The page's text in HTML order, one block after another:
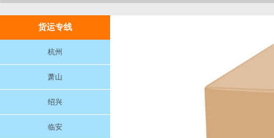
货运专线
杭州
萧山
绍兴
临安